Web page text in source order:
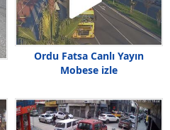
Ordu Fatsa Canlı Yayın
Mobese izle